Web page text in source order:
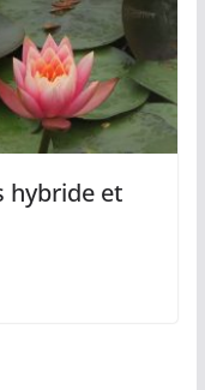
hybride et